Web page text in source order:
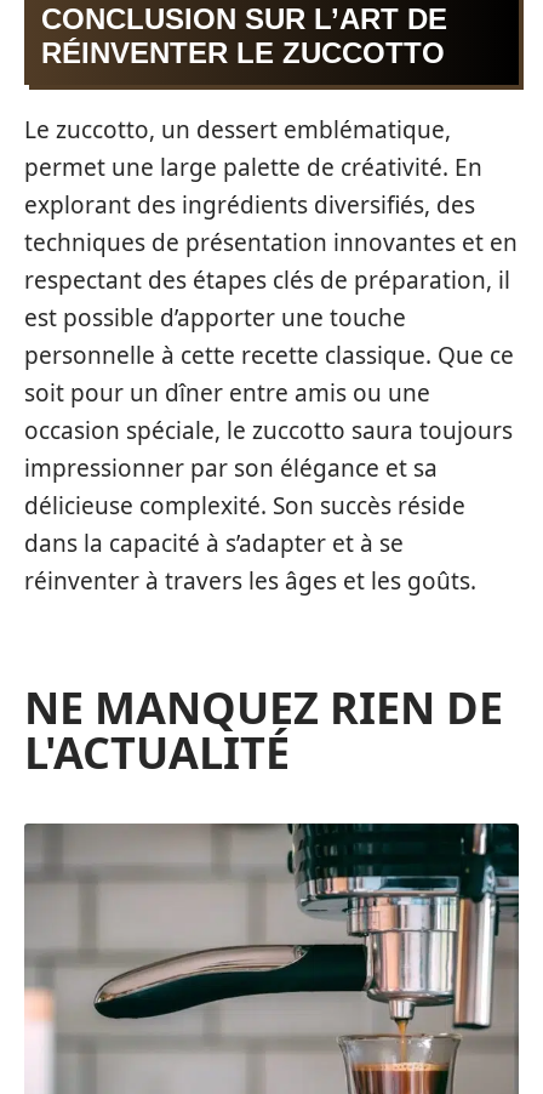
CONCLUSION SUR L’ART DE
RÉINVENTER LE ZUCCOTTO
Le zuccotto, un dessert emblématique,
permet une large palette de créativité. En
explorant des ingrédients diversifiés, des
techniques de présentation innovantes et en
respectant des étapes clés de préparation, il
est possible d’apporter une touche
personnelle à cette recette classique. Que ce
soit pour un dîner entre amis ou une
occasion spéciale, le zuccotto saura toujours
impressionner par son élégance et sa
délicieuse complexité. Son succès réside
dans la capacité à s’adapter et à se
réinventer à travers les âges et les goûts.
NE MANQUEZ RIEN DE
L'ACTUALITÉ